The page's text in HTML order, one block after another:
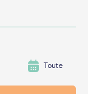
Toute